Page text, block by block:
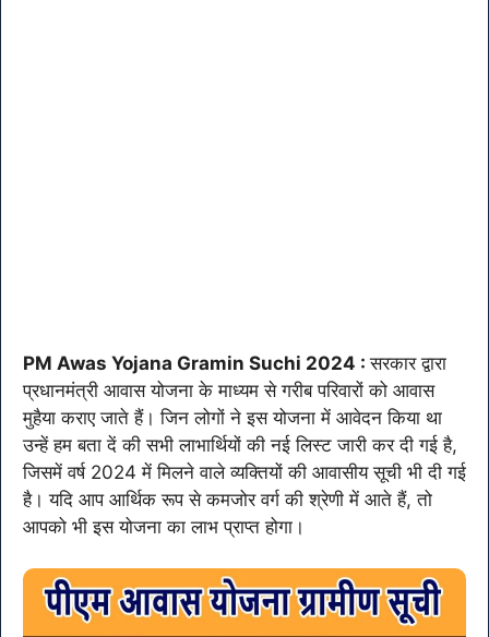
PM Awas Yojana Gramin Suchi 2024 :सरकार द्वारा
प्रधानमंत्री आवास योजना के माध्यम से गरीब परिवारों को आवास
मुहैया कराए जाते हैं। जिन लोगों ने इस योजना में आवेदन किया था
उन्हें हम बता दें की सभी लाभार्थियों की नई लिस्ट जारी कर दी गई है,
जिसमें वर्ष 2024 में मिलने वाले व्यक्तियों की आवासीय सूची भी दी गई
है। यदि आप आर्थिक रूप से कमजोर वर्ग की श्रेणी में आते हैं, तो
आपको भी इस योजना का लाभ प्राप्त होगा।